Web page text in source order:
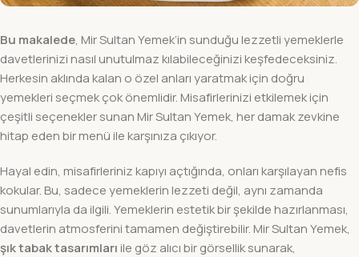
Bu makalede, Mir Sultan Yemek’in sunduğu lezzetli yemeklerle
davetlerinizi nasıl unutulmaz kılabileceğinizi keşfedeceksiniz.
Herkesin aklında kalan o özel anları yaratmak için doğru
yemekleri seçmek çok önemlidir. Misafirlerinizi etkilemek için
çeşitli seçenekler sunan Mir Sultan Yemek, her damak zevkine
hitap eden bir menü ile karşınıza çıkıyor.
Hayal edin, misafirleriniz kapıyı açtığında, onları karşılayan nefis
kokular. Bu, sadece yemeklerin lezzeti değil, aynı zamanda
sunumlarıyla da ilgili. Yemeklerin estetik bir şekilde hazırlanması,
davetlerin atmosferini tamamen değiştirebilir. Mir Sultan Yemek,
şık tabak tasarımları ile göz alıcı bir görsellik sunarak,